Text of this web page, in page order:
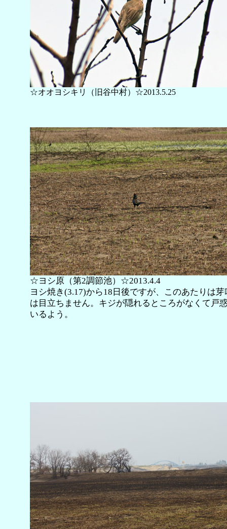
☆オオヨシキリ（旧谷中村）☆2013.5.25
☆ヨシ原（第2調節池）☆2013.4.4
ヨシ焼き(3.17)から18日後ですが、このあたりは芽
は目立ちません。キジが隠れるところがなくて戸
いるよう。